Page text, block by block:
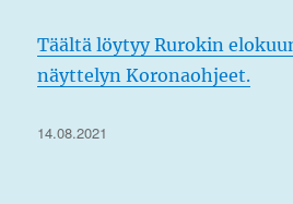
Täältä löytyy Rurokin
näyttelyn Koronaohjeet.
Julkaistu
14.08.2021